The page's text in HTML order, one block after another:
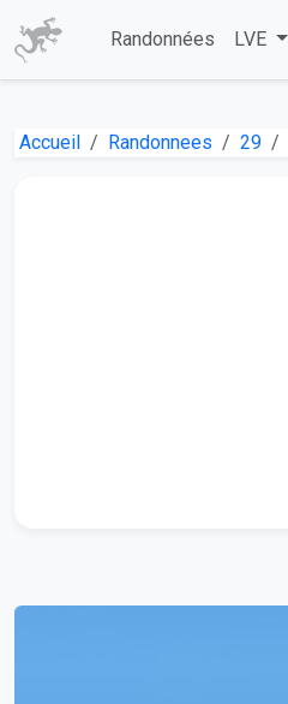
Randonnées LVE
Accueil Randonnees 29